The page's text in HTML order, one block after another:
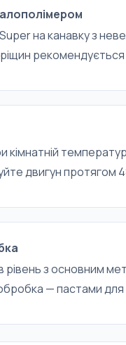
на канавку з
кімнатній
двигун протягом
рівень з основним
— пастами для